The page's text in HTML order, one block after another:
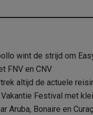
wint de strijd om
FNV en CNV
altijd de actuele
Festival met
Aruba, Bonaire en